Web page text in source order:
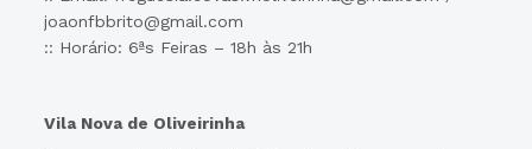
joaonfbbrito@gmail.com
:: Horário: 6ªs Feiras – 18h às 21h
Vila Nova de Oliveirinha